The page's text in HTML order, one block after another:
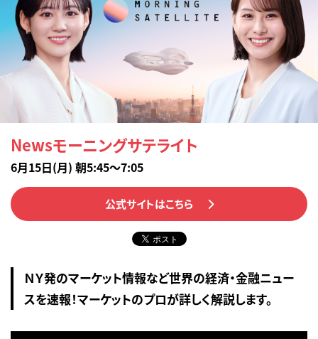
Newsモーニングサテライト
6月15日(月) 朝5:45～7:05
公式サイトはこちら
ＮＹ発のマーケット情報など世界の経済・金融ニュー
スを速報！マーケットのプロが詳しく解説します。